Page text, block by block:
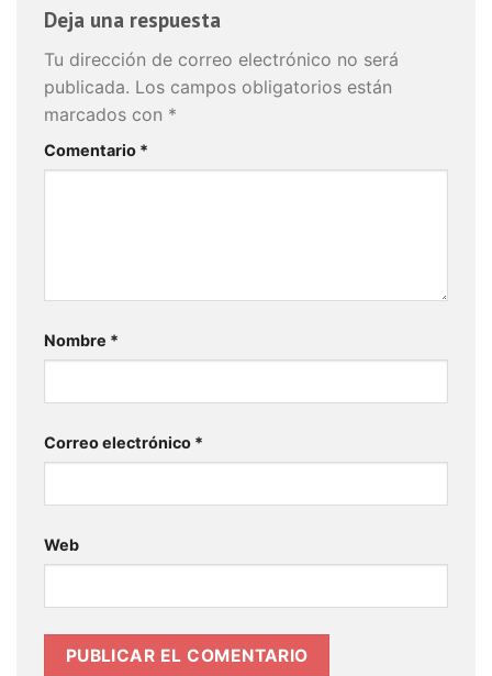
Deja una respuesta
Tu dirección de correo electrónico no será
publicada. Los campos obligatorios están
marcados con *
Comentario *
Nombre *
Correo electrónico *
Web